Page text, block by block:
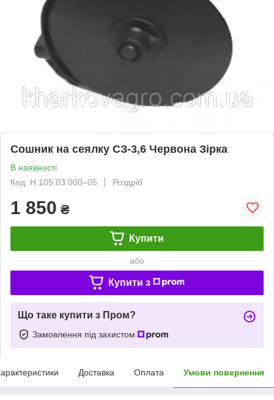
Сошник на сеялку СЗ-3,6 Червона Зірка
В наявності
Код: Н.105.03.000‒05
Роздріб
1 850 ₴
Купити
або
Купити з
Що таке купити з Пром?
Замовлення під захистом
Доставка Оплата Умови повернення